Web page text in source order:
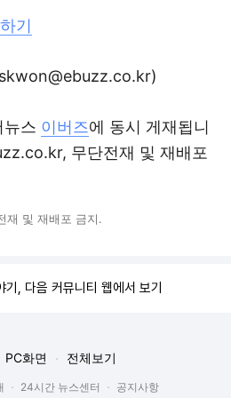
기
뉴스 이버즈에 동시 게재됩니
무단전재 및 재배포
및 재배포 금지.
기, 다음 커뮤니티 웹에서 보기
PC화면 전체보기
24시간 뉴스센터 공지사항